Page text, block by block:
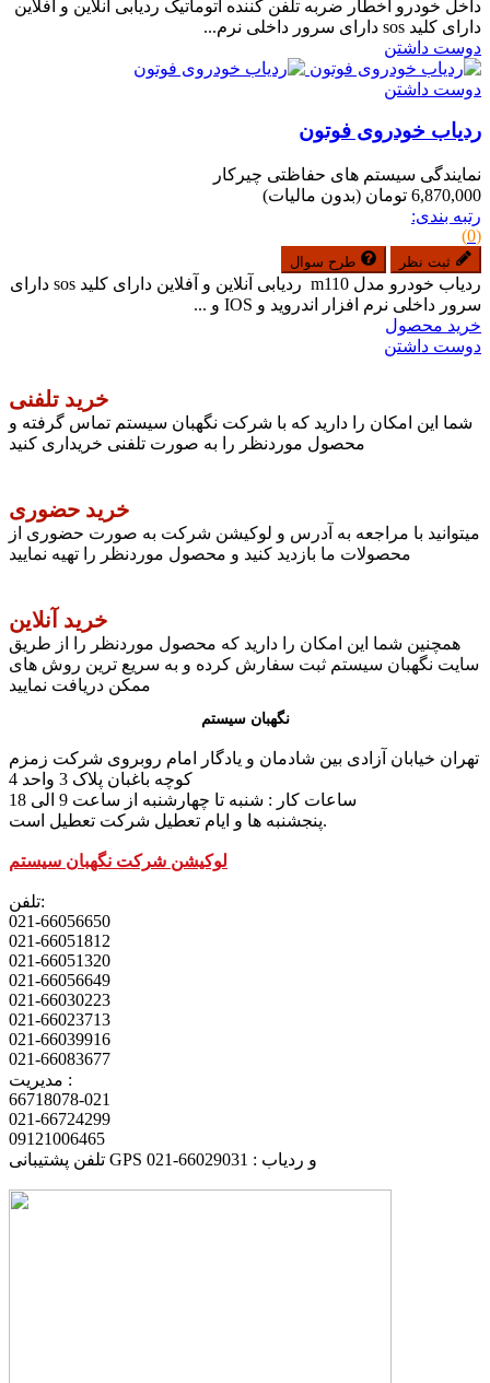
داخل خودرو اخطار ضربه تلفن کننده اتوماتیک ردیابی آنلاین و آفلاین
دارای کلید sos دارای سرور داخلی نرم...
دوست داشتن
دوست داشتن
ردیاب خودروی فوتون
نمایندگی سیستم های حفاظتی چیرکار
6,870,000 تومان
(بدون مالیات)
رتبه بندی:
(0)
ثبت نظر طرح سوال
ردیاب خودرو مدل m110 ردیابی آنلاین و آفلاین دارای کلید sos دارای
سرور داخلی نرم افزار اندروید و IOS و ...
خرید محصول
دوست داشتن
خرید تلفنی
شما این امکان را دارید که با شرکت نگهبان سیستم تماس گرفته و
محصول موردنظر را به صورت تلفنی خریداری کنید
خرید حضوری
میتوانید با مراجعه به آدرس و لوکیشن شرکت به صورت حضوری از
محصولات ما بازدید کنید و محصول موردنظر را تهیه نمایید
خرید آنلاین
همچنین شما این امکان را دارید که محصول موردنظر را از طریق
سایت نگهبان سیستم ثبت سفارش کرده و به سریع ترین روش های
ممکن دریافت نمایید
نگهبان سیستم
تهران خیابان آزادی بین شادمان و یادگار امام روبروی شرکت زمزم
کوچه باغبان پلاک 3 واحد 4
پنجشنبه ها و ایام تعطیل شرکت تعطیل است.
لوکیشن شرکت نگهبان سیستم
تلفن:
021-66056650
021-66051812
021-66051320
021-66056649
021-66030223
021-66023713
021-66039916
021-66083677
مدیریت :
66718078-021
021-66724299
09121006465
تلفن پشتیبانی GPS و ردیاب : 66029031-021